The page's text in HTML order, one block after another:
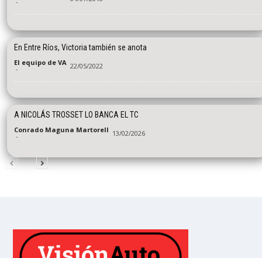
En Entre Ríos, Victoria también se anota
El equipo de VA
- 22/05/2022
A NICOLÁS TROSSET LO BANCA EL TC
Conrado Maguna Martorell
- 13/02/2026